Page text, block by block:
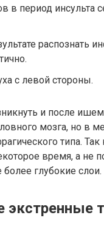
в период инсульта
распознать
с левой стороны.
и после
мозга, но в
типа.
время, а не
глубокие слои.
экстренные